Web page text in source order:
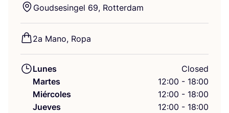
Goud­se­sin­gel 69, Rotterdam
2a Mano, Ropa
Lunes
Closed
Martes
12:00 - 18:00
Miércoles
12:00 - 18:00
Jueves
12:00 - 18:00